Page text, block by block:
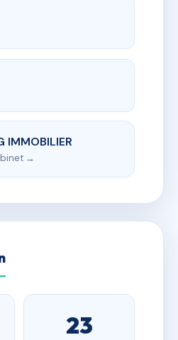
IMMOBILIER
→
23